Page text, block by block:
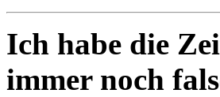
Ich habe die
immer noch